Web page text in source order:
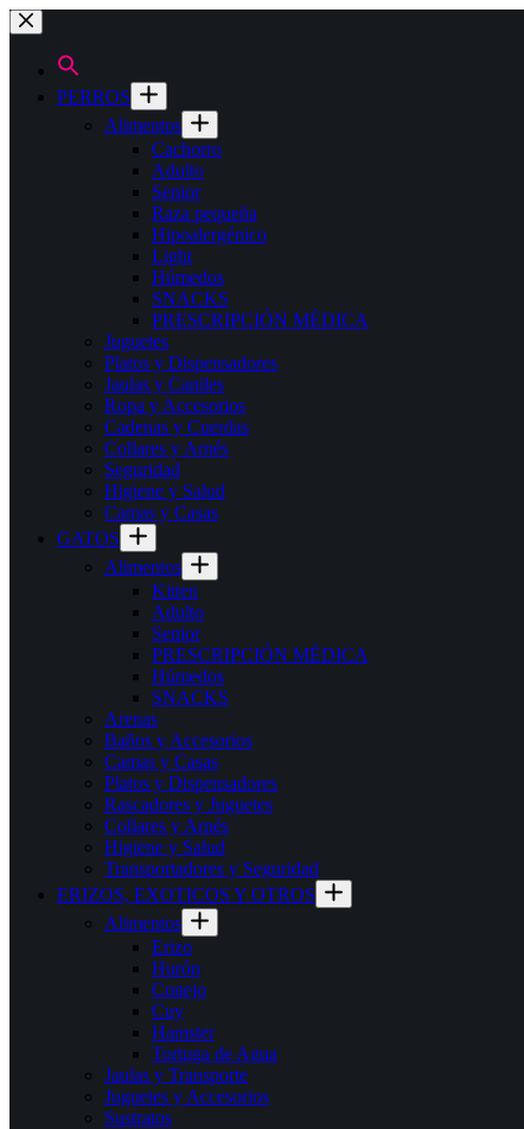
Saltar
al
contenido
PERROS
Alimentos
Cachorro
Adulto
Senior
Raza pequeña
Hipoalergénico
Light
Húmedos
SNACKS
PRESCRIPCIÓN MÉDICA
Juguetes
Platos y Dispensadores
Jaulas y Caniles
Ropa y Accesorios
Cadenas y Cuerdas
Collares y Arnés
Seguridad
Higiene y Salud
Camas y Casas
GATOS
Alimentos
Kitten
Adulto
Senior
PRESCRIPCIÓN MÉDICA
Húmedos
SNACKS
Arenas
Baños y Accesorios
Camas y Casas
Platos y Dispensadores
Rascadores y Juguetes
Collares y Arnés
Higiene y Salud
Transportadores y Seguridad
ERIZOS, EXOTICOS Y OTROS
Alimentos
Erizo
Hurón
Conejo
Cuy
Hamster
Tortuga de Agua
Jaulas y Transporte
Juguetes y Accesorios
Sustratos